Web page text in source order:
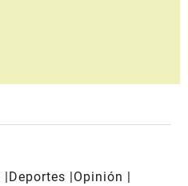
Deportes
Opinión